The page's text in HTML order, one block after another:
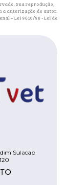
Sua reprodução,
a autorização do autor.
–Lei 9610/98 - Lei de
Sulacap